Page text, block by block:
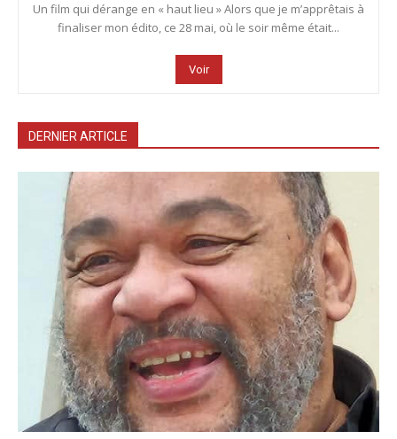
Un film qui dérange en « haut lieu » Alors que je m’apprêtais à
finaliser mon édito, ce 28 mai, où le soir même était...
Voir
DERNIER ARTICLE